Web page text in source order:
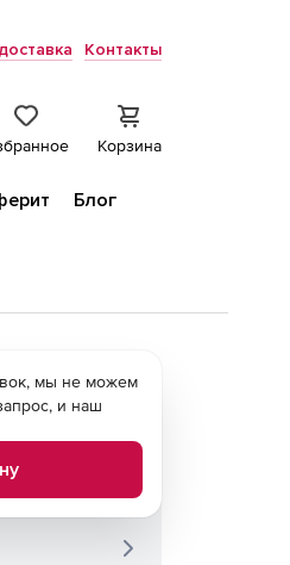
Контакты
Корзина
Блог
мы не можем
и наш